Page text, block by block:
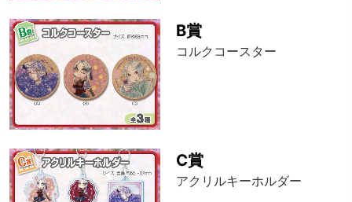
B賞
コルクコースター
C賞
アクリルキーホルダー